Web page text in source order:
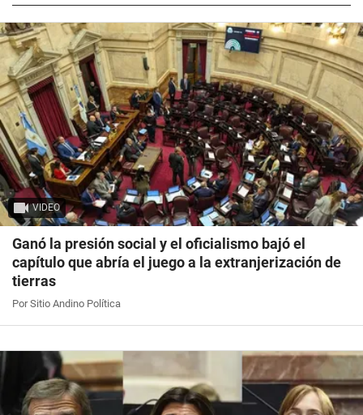
VIDEO
Ganó la presión social y el oficialismo bajó el
capítulo que abría el juego a la extranjerización de
tierras
Por Sitio Andino Política